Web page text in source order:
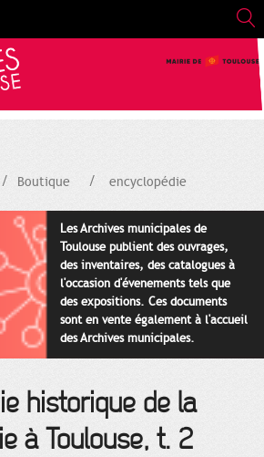
Boutique encyclopédie
Les Archives municipales de
Toulouse publient des ouvrages,
des inventaires, des catalogues à
l'occasion d'évenements tels que
des expositions. Ces documents
sont en vente également à l'accueil
des Archives municipales.
historique de la
à Toulouse, t. 2
sur les cookies